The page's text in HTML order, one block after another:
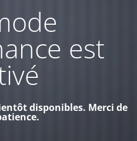
est
disponibles. Merci de